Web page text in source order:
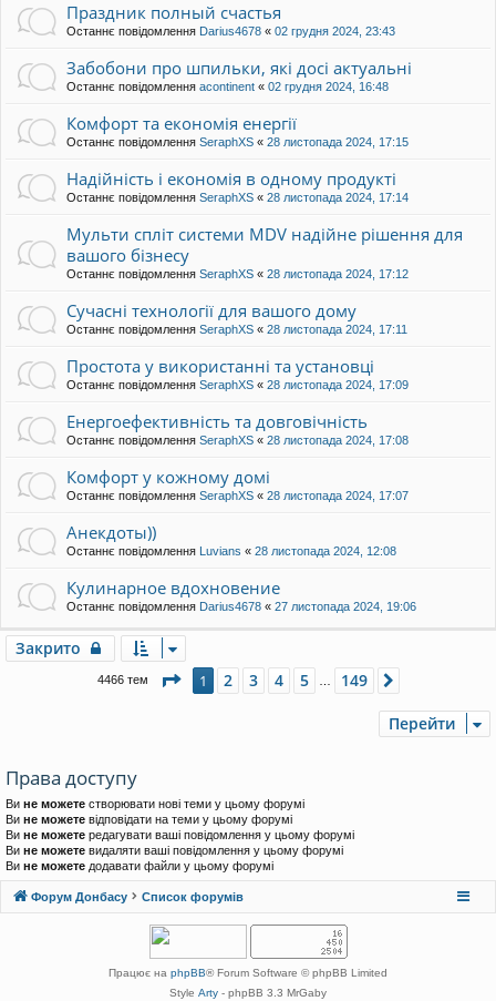
Праздник полный счастья
Останнє повідомлення Darius4678 « 02 грудня 2024, 23:43
Забобони про шпильки, які досі актуальні
Останнє повідомлення acontinent « 02 грудня 2024, 16:48
Комфорт та економія енергії
Останнє повідомлення SeraphXS « 28 листопада 2024, 17:15
Надійність і економія в одному продукті
Останнє повідомлення SeraphXS « 28 листопада 2024, 17:14
Мульти спліт системи MDV надійне рішення для
вашого бізнесу
Останнє повідомлення SeraphXS « 28 листопада 2024, 17:12
Сучасні технології для вашого дому
Останнє повідомлення SeraphXS « 28 листопада 2024, 17:11
Простота у використанні та установці
Останнє повідомлення SeraphXS « 28 листопада 2024, 17:09
Енергоефективність та довговічність
Останнє повідомлення SeraphXS « 28 листопада 2024, 17:08
Комфорт у кожному домі
Останнє повідомлення SeraphXS « 28 листопада 2024, 17:07
Анекдоты))
Останнє повідомлення Luvians « 28 листопада 2024, 12:08
Кулинарное вдохновение
Останнє повідомлення Darius4678 « 27 листопада 2024, 19:06
Закрито
4466 тем Сторінка1 з149
1 2 3 4 5 149
Перейти
Права доступу
Ви не можете створювати нові теми у цьому форумі
Ви не можете відповідати на теми у цьому форумі
Ви не можете редагувати ваші повідомлення у цьому форумі
Ви не можете видаляти ваші повідомлення у цьому форумі
Ви не можете додавати файли у цьому форумі
Форум Донбасу Список форумів
Працює на phpBB® Forum Software © phpBB Limited
Style Arty - phpBB 3.3 MrGaby